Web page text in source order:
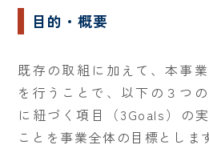
目的・概要
既存の取組に加えて、本事
を行うことで、以下の３つ
に紐づく項目（3Goals）の
ことを事業全体の目標としま